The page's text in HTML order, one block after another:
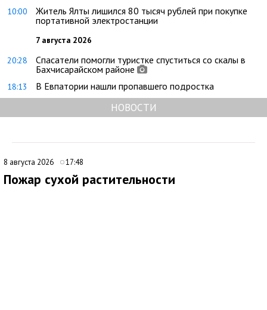
10:00
Житель Ялты лишился 80 тысяч рублей при покупке
портативной электростанции
7 августа 2026
20:28
Спасатели помогли туристке спуститься со скалы в
Бахчисарайском районе
18:13 В Евпатории нашли пропавшего подростка
НОВОСТИ
8 августа 2026 17:48
Пожар сухой растительности